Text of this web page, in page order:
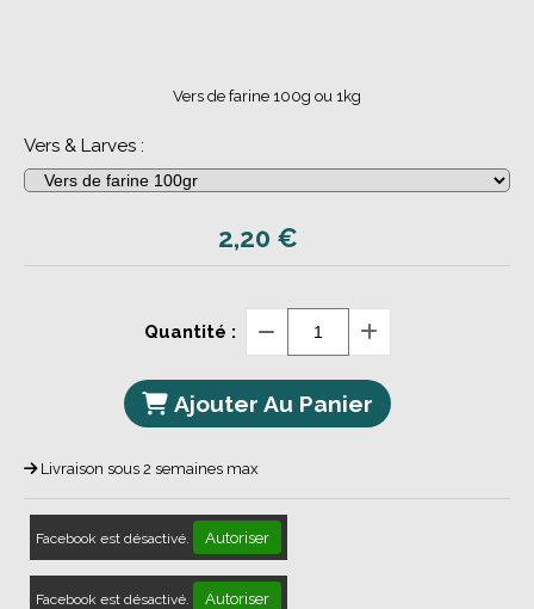
Vers de farine 100g ou 1kg
Vers & Larves :
2,20 €
Quantité :
Ajouter Au Panier
Livraison sous 2 semaines max
Facebook est désactivé. Autoriser
Facebook est désactivé. Autoriser